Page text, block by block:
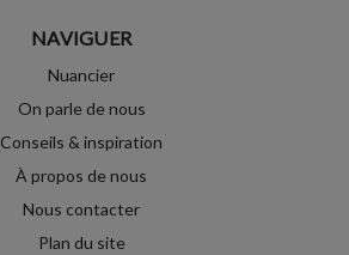
NAVIGUER
Nuancier
On parle de nous
Conseils & inspiration
À propos de nous
Nous contacter
Plan du site